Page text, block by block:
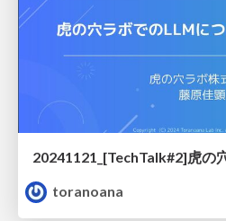
toranoana